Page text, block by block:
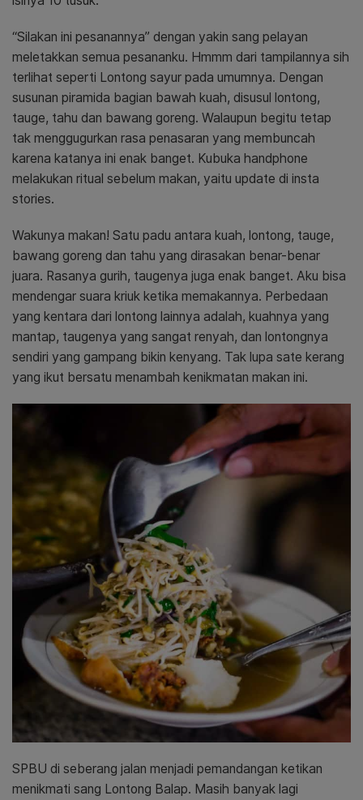
“Silakan ini pesanannya” dengan yakin sang pelayan
meletakkan semua pesananku. Hmmm dari tampilannya sih
terlihat seperti Lontong sayur pada umumnya. Dengan
susunan piramida bagian bawah kuah, disusul lontong,
tauge, tahu dan bawang goreng. Walaupun begitu tetap
tak menggugurkan rasa penasaran yang membuncah
karena katanya ini enak banget. Kubuka handphone
melakukan ritual sebelum makan, yaitu update di insta
stories.
Wakunya makan! Satu padu antara kuah, lontong, tauge,
bawang goreng dan tahu yang dirasakan benar-benar
juara. Rasanya gurih, taugenya juga enak banget. Aku bisa
mendengar suara kriuk ketika memakannya. Perbedaan
yang kentara dari lontong lainnya adalah, kuahnya yang
mantap, taugenya yang sangat renyah, dan lontongnya
sendiri yang gampang bikin kenyang. Tak lupa sate kerang
yang ikut bersatu menambah kenikmatan makan ini.
SPBU di seberang jalan menjadi pemandangan ketikan
menikmati sang Lontong Balap. Masih banyak lagi